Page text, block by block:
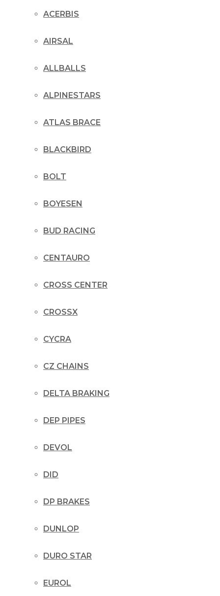
ACERBIS
AIRSAL
ALLBALLS
ALPINESTARS
ATLAS BRACE
BLACKBIRD
BOLT
BOYESEN
BUD RACING
CENTAURO
CROSS CENTER
CROSSX
CYCRA
CZ CHAINS
DELTA BRAKING
DEP PIPES
DEVOL
DID
DP BRAKES
DUNLOP
DURO STAR
EUROL